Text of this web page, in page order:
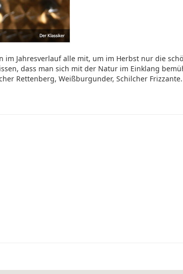
Jahresverlauf alle mit, um im Herbst nur die
dass man sich mit der Natur im Einklang
Rettenberg, Weißburgunder, Schilcher Frizzante.